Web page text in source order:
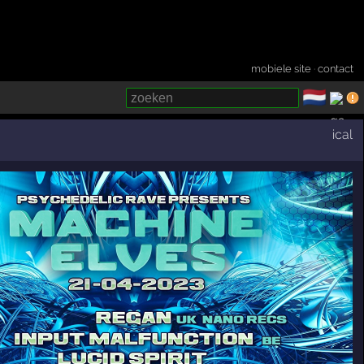
mobiele site ·contact
🇳🇱
ical